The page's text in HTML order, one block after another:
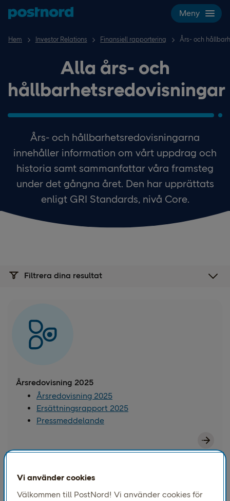
Hoppa över navigering och sök
Meny
Hem Investor Relations Finansiell rapportering Års- och
Alla års- och
hållbarhetsredovisningar
Års- och hållbarhetsredovisningarna
innehåller information om vårt uppdrag och
historia samt sammanfattar våra framsteg
under det gångna året. Den har upprättats
enligt GRI Standards, nivå Core.
Filtrera dina resultat
Årsredovisning 2025
Årsredovisning 2025
Ersättningsrapport 2025
Pressmeddelande
Vi använder cookies
Välkommen till PostNord! Vi använder cookies för